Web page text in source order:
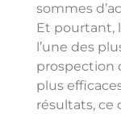
sommes
Et pourtant,
l’une des
prospection
plus
résultats, ce